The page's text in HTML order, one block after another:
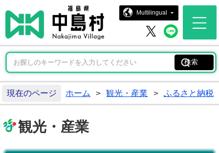
中島村ホ
Multilingual
中島村 X中島
現在のページ ホーム > 観光・産業 > ふるさと納税
観光・産業